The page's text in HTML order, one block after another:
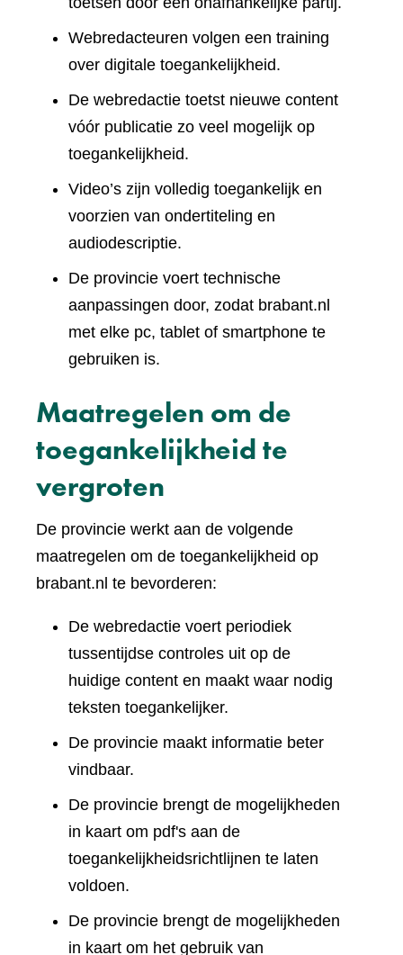
Webredacteuren volgen een training
over digitale toegankelijkheid.
De webredactie toetst nieuwe content
vóór publicatie zo veel mogelijk op
toegankelijkheid.
Video’s zijn volledig toegankelijk en
voorzien van ondertiteling en
audiodescriptie.
De provincie voert technische
aanpassingen door, zodat brabant.nl
met elke pc, tablet of smartphone te
gebruiken is.
Maatregelen om de
toegankelijkheid te
vergroten
De provincie werkt aan de volgende
maatregelen om de toegankelijkheid op
brabant.nl te bevorderen:
De webredactie voert periodiek
tussentijdse controles uit op de
huidige content en maakt waar nodig
teksten toegankelijker.
De provincie maakt informatie beter
vindbaar.
De provincie brengt de mogelijkheden
in kaart om pdf's aan de
toegankelijkheidsrichtlijnen te laten
voldoen.
De provincie brengt de mogelijkheden
in kaart om het gebruik van